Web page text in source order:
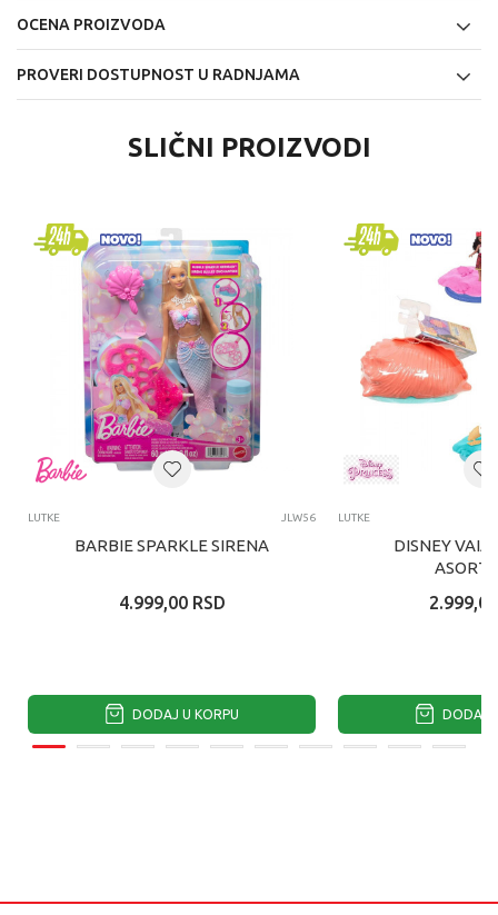
OCENA PROIZVODA
PROVERI DOSTUPNOST U RADNJAMA
SLIČNI PROIZVODI
LUTKE JLW56
BARBIE SPARKLE SIRENA
4.999,00 RSD
DODAJ U KORPU
LUTKE
DISNEY
2.999,00
DODAJ